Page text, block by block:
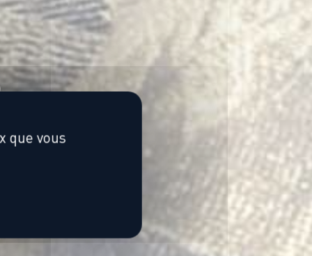
que vous